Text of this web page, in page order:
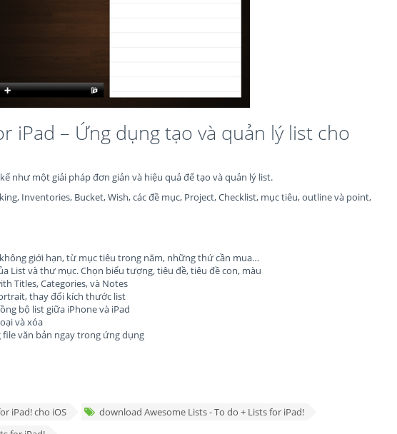
iPad – Ứng dụng tạo và quản lý list cho
như một giải pháp đơn giản và hiệu quả để tạo và quản lý list.
Inventories, Bucket, Wish, các đề mục, Project, Checklist, mục tiêu, outline và point,
giới hạn, từ mục tiêu trong năm, những thứ cần mua…
List và thư mục. Chọn biểu tượng, tiêu đề, tiêu đề con, màu
Titles, Categories, và Notes
thay đổi kích thước list
bộ list giữa iPhone và iPad
và xóa
văn bản ngay trong ứng dụng
iPad! cho iOS
download Awesome Lists - To do + Lists for iPad!